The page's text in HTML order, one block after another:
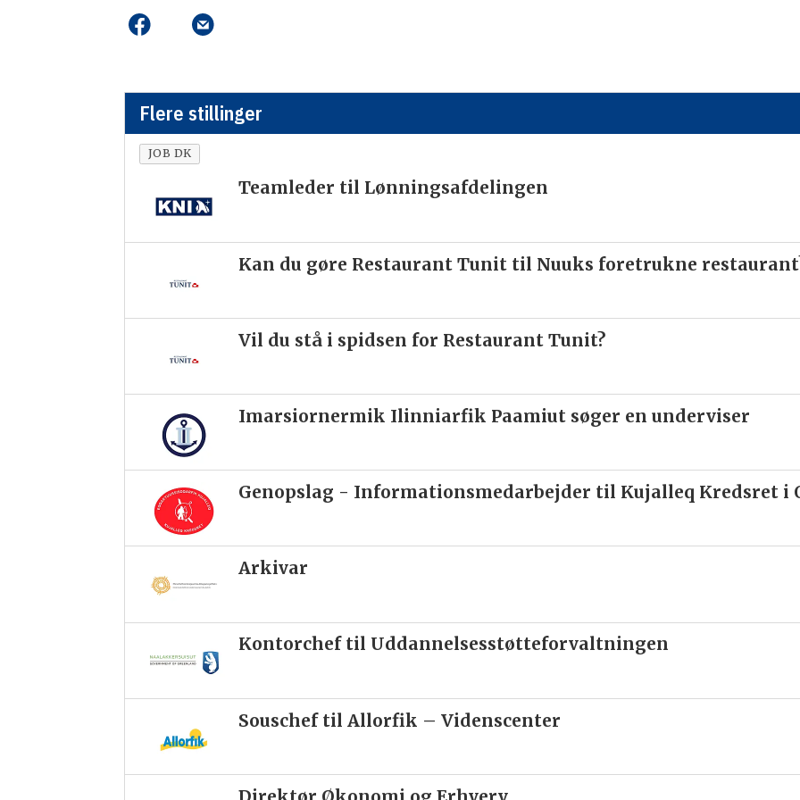
Flere stillinger
JOB DK
Teamleder til Lønningsafdelingen
Kan du gøre Restaurant Tunit til Nuuks foretrukne
Vil du stå i spidsen for Restaurant Tunit?
Imarsiornermik Ilinniarfik Paamiut søger en underviser
Genopslag - Informationsmedarbejder til Kujalleq Kredsret i
Arkivar
Kontorchef til Uddannelsesstøtteforvaltningen
Souschef til Allorfik – Videnscenter